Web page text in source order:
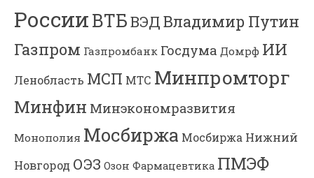
РоссииВТБВЭДВладимир Путин
Газпром Газпромбанк Госдума Домрф ИИ
Ленобласть МСП МТС Минпромторг
Минфин Минэкономразвития
Монополия Мосбиржа Мосбиржа Нижний
Новгород ОЭЗ Озон Фармацевтика ПМЭФ